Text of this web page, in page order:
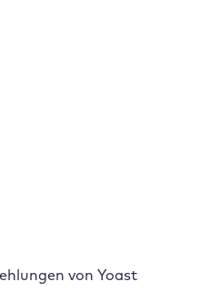
von Yoast